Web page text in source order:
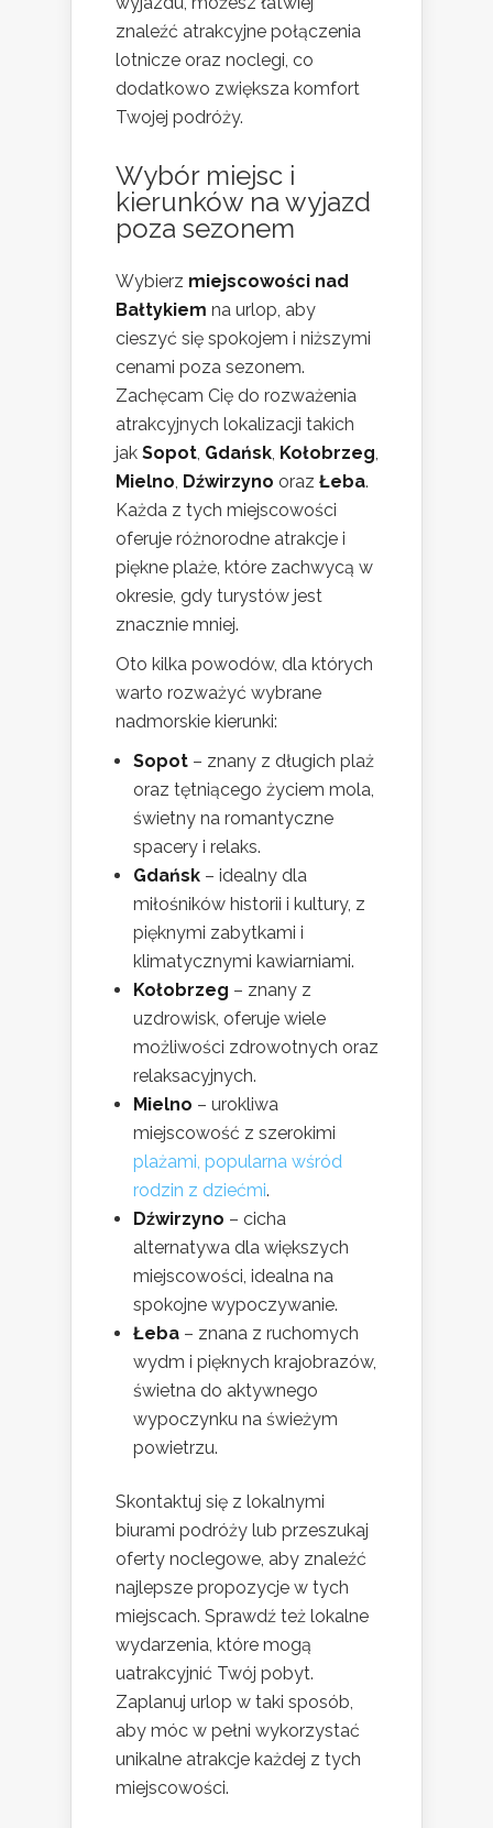
znaleźć atrakcyjne połączenia
lotnicze oraz noclegi, co
dodatkowo zwiększa komfort
Twojej podróży.
Wybór miejsc i
kierunków na wyjazd
poza sezonem
Wybierz miejscowości nad
Bałtykiem na urlop, aby
cieszyć się spokojem i niższymi
cenami poza sezonem.
Zachęcam Cię do rozważenia
atrakcyjnych lokalizacji takich
jak Sopot Gdańsk Kołobrzeg
Mielno Dźwirzyno oraz Łeba.
Każda z tych miejscowości
oferuje różnorodne atrakcje i
piękne plaże, które zachwycą w
okresie, gdy turystów jest
znacznie mniej.
Oto kilka powodów, dla których
warto rozważyć wybrane
nadmorskie kierunki:
Sopot – znany z długich plaż
oraz tętniącego życiem mola,
świetny na romantyczne
spacery i relaks.
Gdańsk – idealny dla
miłośników historii i kultury, z
pięknymi zabytkami i
klimatycznymi kawiarniami.
Kołobrzeg – znany z
uzdrowisk, oferuje wiele
możliwości zdrowotnych oraz
relaksacyjnych.
Mielno – urokliwa
miejscowość z szerokimi
plażami, popularna wśród
rodzin z dziećmi.
Dźwirzyno – cicha
alternatywa dla większych
miejscowości, idealna na
spokojne wypoczywanie.
Łeba – znana z ruchomych
wydm i pięknych krajobrazów,
świetna do aktywnego
wypoczynku na świeżym
powietrzu.
Skontaktuj się z lokalnymi
biurami podróży lub przeszukaj
oferty noclegowe, aby znaleźć
najlepsze propozycje w tych
miejscach. Sprawdź też lokalne
wydarzenia, które mogą
uatrakcyjnić Twój pobyt.
Zaplanuj urlop w taki sposób,
aby móc w pełni wykorzystać
unikalne atrakcje każdej z tych
miejscowości.